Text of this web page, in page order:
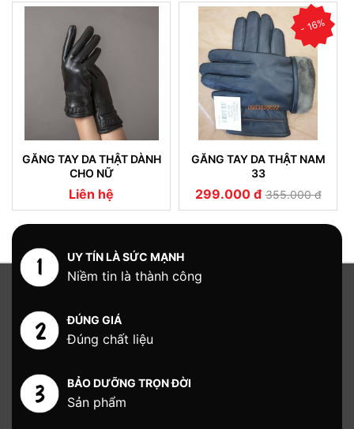
GĂNG TAY DA THẬT DÀNH
CHO NỮ
Liên hệ
- 16%
GĂNG TAY DA THẬT NAM
33
299.000 đ 355.000 đ
UY TÍN LÀ SỨC MẠNH
Niềm tin là thành công
ĐÚNG GIÁ
Đúng chất liệu
BẢO DƯỠNG TRỌN ĐỜI
Sản phẩm